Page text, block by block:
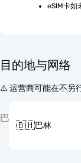
eSIM卡如
目的地与网络
⚠️ 运营商可能在不另
巴
🇧🇭巴林